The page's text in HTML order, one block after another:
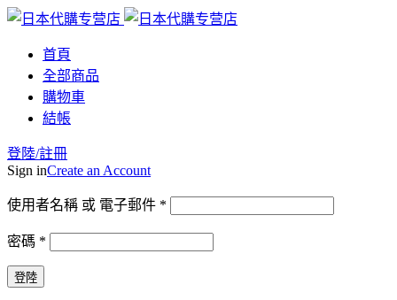
首頁
全部商品
購物車
結帳
登陸/註冊
Sign inCreate an Account
使用者名稱 或 電子郵件 *
密碼 *
登陸